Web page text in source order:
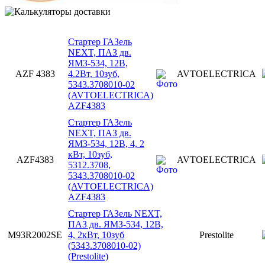
AZF 4383
Стартер ГАЗель
NEXT, ПАЗ дв.
ЯМЗ-534, 12В,
4.2Вт, 10зуб,
5343.3708010-02
(AVTOELECTRICA)
AZF4383
AVTOELECTRICA
AZF4383
Стартер ГАЗель
NEXT, ПАЗ дв.
ЯМЗ-534, 12В, 4, 2
кВт, 10зуб,
5312.3708,
5343.3708010-02
(AVTOELECTRICA)
AZF4383
AVTOELECTRICA
M93R2002SE
Стартер ГАЗель NEXT,
ПАЗ дв. ЯМЗ-534, 12В,
4, 2кВт, 10зуб
(5343.3708010-02)
(Prestolite)
Prestolite